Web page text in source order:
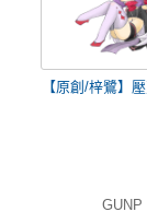
【原創/梓鷺】
GUNP